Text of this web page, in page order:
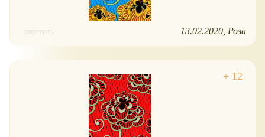
ответить 13.02.2020 Роза